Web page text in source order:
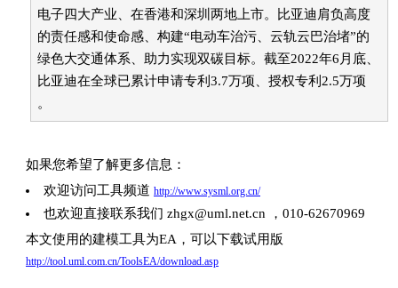
电子四大产业、在香港和深圳两地上市。比亚迪肩负高度
的责任感和使命感、构建“电动车治污、云轨云巴治堵”的
绿色大交通体系、助力实现双碳目标。截至2022年6月底、
比亚迪在全球已累计申请专利3.7万项、授权专利2.5万项
。
如果您希望了解更多信息：
欢迎访问工具频道 http://www.sysml.org.cn/
也欢迎直接联系我们 zhgx@uml.net.cn ，010-62670969
本文使用的建模工具为EA，可以下载试用版
http://tool.uml.com.cn/ToolsEA/download.asp